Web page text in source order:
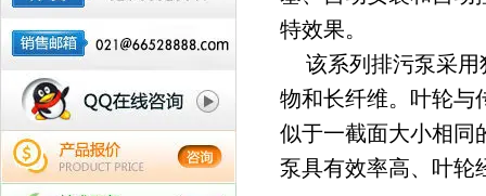
特效果。
该系列 排污泵采用
物和长纤维。叶轮与
似于一截面大小相同
泵具有效率高、叶轮